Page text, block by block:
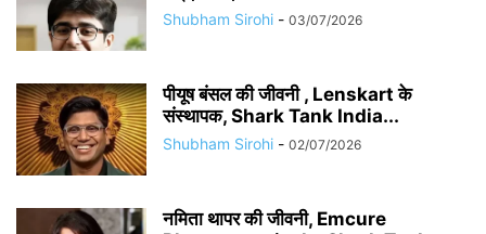
Shubham Sirohi - 03/07/2026
पीयूष बंसल की जीवनी , Lenskart के
संस्थापक, Shark Tank India...
Shubham Sirohi - 02/07/2026
नमिता थापर की जीवनी, Emcure